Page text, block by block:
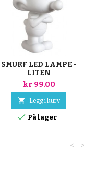
SMURF LED LAMPE -
LITEN
kr 99.00
 Legg i kurv
 På lager
>
<